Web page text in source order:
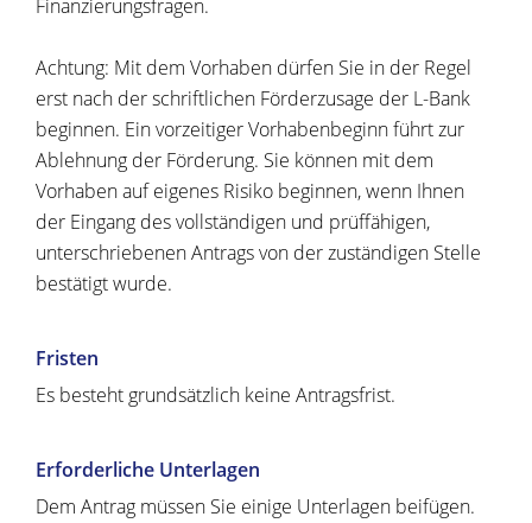
Finanzierungsfragen.
Achtung: Mit dem Vorhaben dürfen Sie in der Regel
erst nach der schriftlichen Förderzusage der L-Bank
beginnen. Ein vorzeitiger Vorhabenbeginn führt zur
Ablehnung der Förderung. Sie können mit dem
Vorhabenauf eigenes Risiko beginnen, wenn Ihnen
der Eingang des vollständigen und prüffähigen,
unterschriebenen Antrags von der zuständigen Stelle
bestätigt wurde.
Fristen
Es besteht grundsätzlich keine Antragsfrist.
Erforderliche Unterlagen
Dem Antrag müssen Sie einige Unterlagen beifügen.